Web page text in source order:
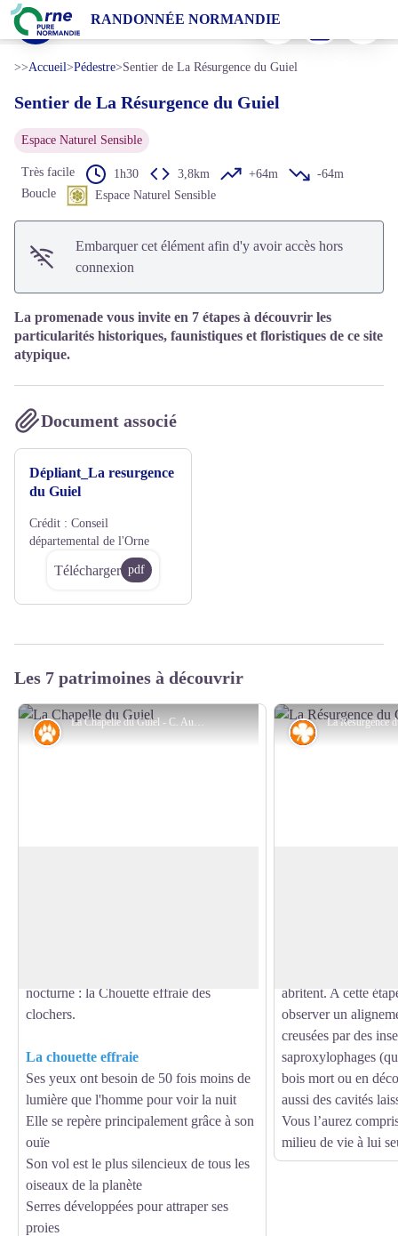
RANDONNÉE NORMANDIE
Sentier de La Résurgence du Guiel
Le Guiel - C. Aubert
Voir l'image en plein écran
Imprimer
>>Accueil>Pédestre>Sentier de La Résurgence du Guiel
Sentier de La Résurgence du Guiel
Espace Naturel Sensible
Très facile 1h30 3,8km +64m
-64m
Boucle
Espace Naturel Sensible
Embarquer cet élément afin d'y avoir accès hors
connexion
La promenade vous invite en 7 étapes à découvrir les
particularités historiques, faunistiques et floristiques de ce site
atypique.
Document associé
Dépliant_La resurgence
du Guiel
Crédit : Conseil
départemental de l'Orne
Télécharger pdf
Les 7 patrimoines à découvrir
La Chapelle du Guiel - C. Aubert
Faune
nocturne : la Chouette effraie des
clochers.
La chouette effraie
Ses yeux ont besoin de 50 fois moins de
lumière que l'homme pour voir la nuit
Elle se repère principalement grâce à son
ouïe
Son vol est le plus silencieux de tous les
oiseaux de la planète
Serres développées pour attraper ses
proies
Flore
abritent. A cette
observer un
creusées par des
saproxylophages
bois mort ou en
aussi des cavités
Vous l’aurez
milieu de vie à lui